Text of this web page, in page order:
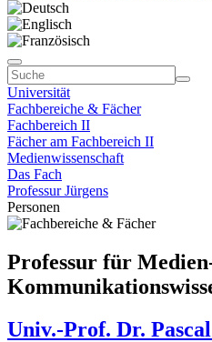
Universität
Fachbereiche & Fächer
Fachbereich II
Fächer am Fachbereich II
Medienwissenschaft
Das Fach
Professur Jürgens
Personen
Professur für
Univ.-Prof. Dr.